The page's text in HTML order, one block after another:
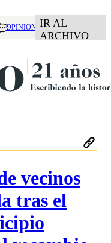
OPINION IR AL
ARCHIVO
vecinos
tras el